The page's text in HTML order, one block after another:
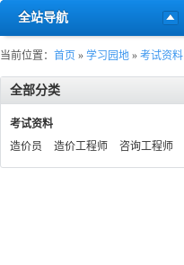
全站导航
当前位置： 首页 » 学习园地 » 考试资料
全部分类
考试资料
造价员
造价工程师 咨询工程师